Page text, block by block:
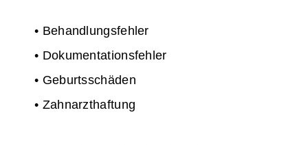
• Behandlungsfehler
• Dokumentationsfehler
• Geburtsschäden
• Zahnarzthaftung